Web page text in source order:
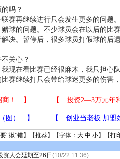
吗？
再继续进行只会发生更多的问题。
球的问题。不少球员会在以后的比
决。暂停后，很多球员打假球的后
关心？
在看比赛已经很麻木，我只担心
赛继续打只会带给球迷更多的伤害
“揪”错】【推荐】【字体： 大 中 小】【打
资人会延期至26日 (10/22 11:36)